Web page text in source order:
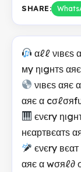
SHARE:
αℓℓ νιвєѕ
мy ηιgнтѕ
νιвєѕ αяє
αяє α
єνєry
нєαртвєαтѕ
єνєry вєαт
αяє α wσяℓ∂